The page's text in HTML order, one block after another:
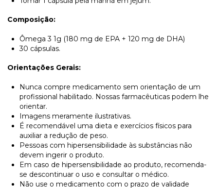
Composição:
Ômega 3 1g (180 mg de EPA + 120 mg de DHA)
30 cápsulas.
Orientações Gerais:
Nunca compre medicamento sem orientação de um
profissional habilitado. Nossas farmacêuticas podem lhe
orientar.
Imagens meramente ilustrativas.
É recomendável uma dieta e exercícios físicos para
auxiliar a redução de peso.
Pessoas com hipersensibilidade às substâncias não
devem ingerir o produto.
Em caso de hipersensibilidade ao produto, recomenda-
se descontinuar o uso e consultar o médico.
Não use o medicamento com o prazo de validade